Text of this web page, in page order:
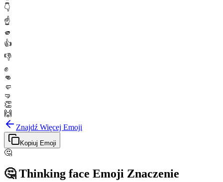
👇
☝️
🫵
👍
👎
✊
👊
🤛
🤜
👏
🙌
Znajdź Więcej Emoji
Kopiuj Emoji
🤔
🤔 Thinking face Emoji Znaczenie